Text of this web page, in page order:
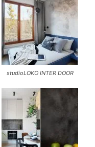
studioLOKO INTER DOOR